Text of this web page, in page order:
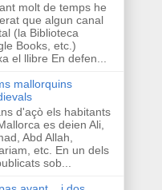
molt de temps he
que algun canal
(la Biblioteca
Books, etc.)
el llibre En defen...
mallorquins
d'açò els habitants
es deien Ali,
Abd Allah,
etc. En un dels
sob...